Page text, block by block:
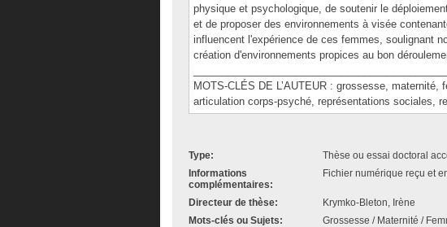
physique et psychologique, de soutenir le
et de proposer des environnements à visée
influencent l'expérience de ces femmes, soulignant
création d'environnements propices au bon
MOTS-CLÉS DE L’AUTEUR : grossesse,
articulation corps-psyché, représentations sociales,
Type:
Thèse ou essai doctoral
Informations
complémentaires:
Fichier numérique reçu et
Directeur de thèse:
Krymko-Bleton, Irène
Mots-clés ou Sujets:
Grossesse / Maternité /